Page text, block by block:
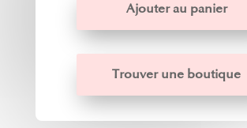
Ajouter au panier
Trouver une boutique